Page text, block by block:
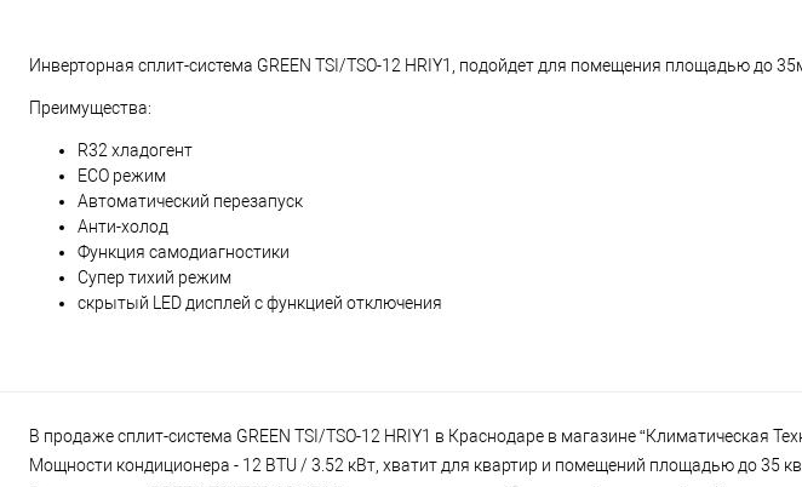
Инверторная сплит-система GREEN TSI/TSO-12 HRIY1, подойдет для помещения площадью до
Преимущества:
R32 хладогент
ECO режим
Автоматический перезапуск
Анти-холод
Функция самодиагностики
Супер тихий режим
скрытый LED дисплей с функцией отключения
В продаже сплит-система GREEN TSI/TSO-12 HRIY1 в Краснодаре в магазине “Климатическая
Мощности кондиционера - 12 BTU / 3.52 кВт, хватит для квартир и помещений площадью до 35